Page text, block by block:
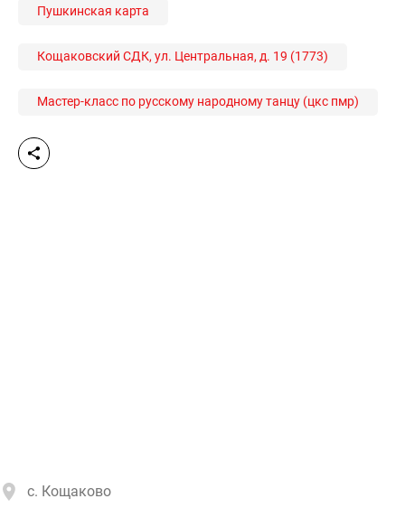
Пушкинская карта
Кощаковский СДК, ул. Центральная, д. 19 (1773)
Мастер-класс по русскому народному танцу (цкс пмр)
с. Кощаково